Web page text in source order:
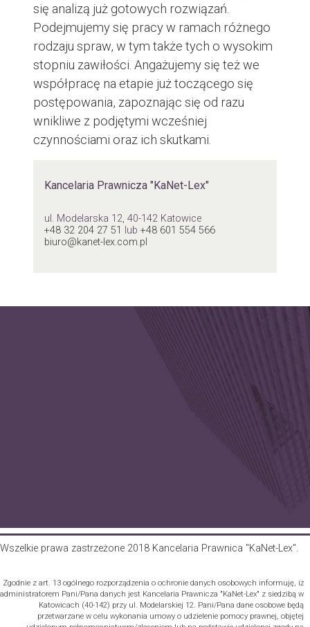
się analizą już gotowych rozwiązań.
Podejmujemy się pracy w ramach różnego
rodzaju spraw, w tym także tych o wysokim
stopniu zawiłości. Angażujemy się też we
współpracę na etapie już toczącego się
postępowania, zapoznając się od razu
wnikliwe z podjętymi wcześniej
czynnościami oraz ich skutkami.
Kancelaria Prawnicza "KaNet-Lex"
ul. Modelarska 12, 40-142 Katowice
+48 32 204 27 51 lub +48 601 554 566
biuro@kanet-lex.com.pl
Wszelkie prawa zastrzeżone 2018 Kancelaria Prawnica "KaNet-Lex".
Zgodnie z art. 13 ogólnego rozporządzenia o ochronie danych osobowych informuję, iż
administratorem Pani/Pana danych jest Kancelaria Prawnicza "KaNet-Lex" z siedzibą w
Katowicach (40-142) przy ul. Modelarskiej 12. Pani/Pana dane osobowe będą
przetwarzane w celu wykonania umowy o udzielenie pomocy prawnej, objętej